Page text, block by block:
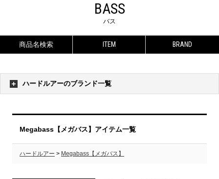
BASS
バス
商品名検索 ITEM BRAND
ハードルアーのブランド一覧
Megabass【メガバス】アイテム一覧
ハードルアー > Megabass【メガバス】